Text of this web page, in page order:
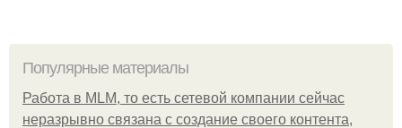
Популярные материалы
Работа в MLM, то есть сетевой компании сейчас
неразрывно связана с создание своего контента,